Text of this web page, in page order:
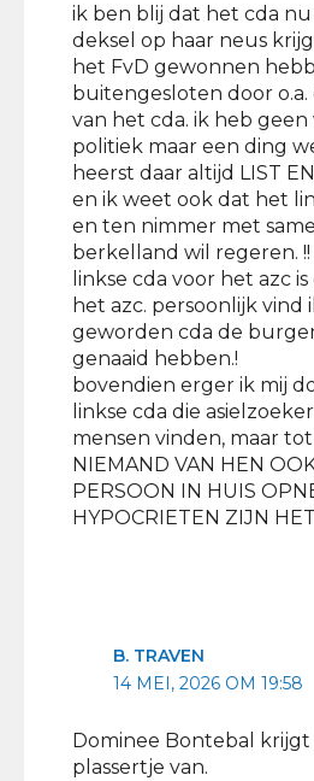
ik ben blij dat het cda nu
deksel op haar neus
het FvD gewonnen
buitengesloten door
van het cda. ik heb geen
politiek maar een ding
heerst daar altijd LIST
en ik weet ook dat het
en ten nimmer met
berkelland wil regeren.
linkse cda voor het azc
het azc. persoonlijk vind
geworden cda de
genaaid hebben.!
bovendien erger ik mij
linkse cda die
mensen vinden, maar
NIEMAND VAN HEN
PERSOON IN HUIS
HYPOCRIETEN ZIJN
B. TRAVEN
14 MEI, 2026 OM 19:58
Dominee Bontebal krijgt
plassertje van.